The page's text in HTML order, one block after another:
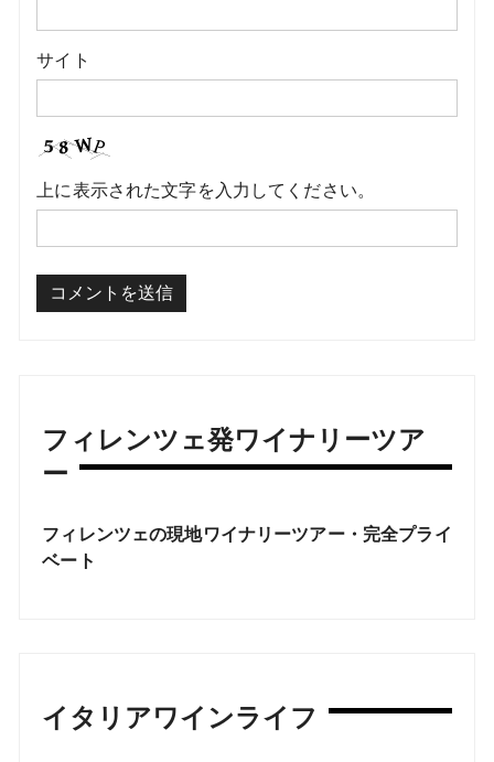
サイト
上に表示された文字を入力してください。
フィレンツェ発ワイナリーツア
ー
フィレンツェの現地ワイナリーツアー・完全プライ
ベート
イタリアワインライフ